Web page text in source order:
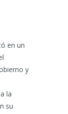
en un
y
la
su